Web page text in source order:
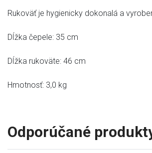
Rukoväť je hygienicky dokonalá a
Dĺžka čepele: 35 cm
Dĺžka rukoväte: 46 cm
Hmotnosť: 3,0 kg
Odporúčané